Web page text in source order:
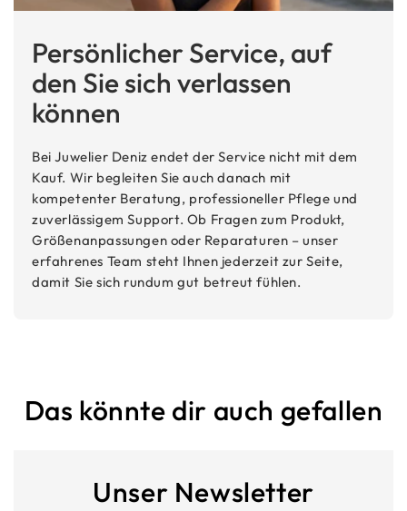
Persönlicher Service, auf
den Sie sich verlassen
können
Bei Juwelier Deniz endet der Service nicht mit dem
Kauf. Wir begleiten Sie auch danach mit
kompetenter Beratung, professioneller Pflege und
zuverlässigem Support. Ob Fragen zum Produkt,
Größenanpassungen oder Reparaturen – unser
erfahrenes Team steht Ihnen jederzeit zur Seite,
damit Sie sich rundum gut betreut fühlen.
Das könnte dir auch gefallen
Unser Newsletter